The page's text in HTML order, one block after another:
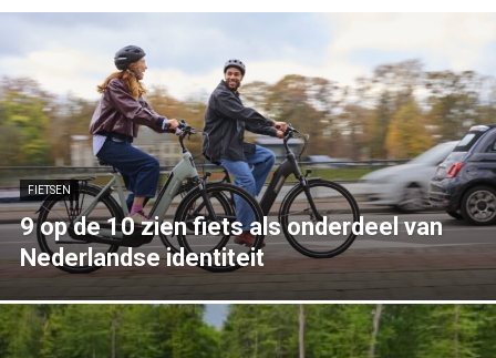
FIETSEN
9 op de 10 zien fiets als onderdeel van
Nederlandse identiteit